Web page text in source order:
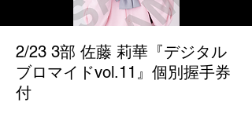
2/23 3部 佐藤 莉華『デジタル
ブロマイドvol.11』個別握手券
付